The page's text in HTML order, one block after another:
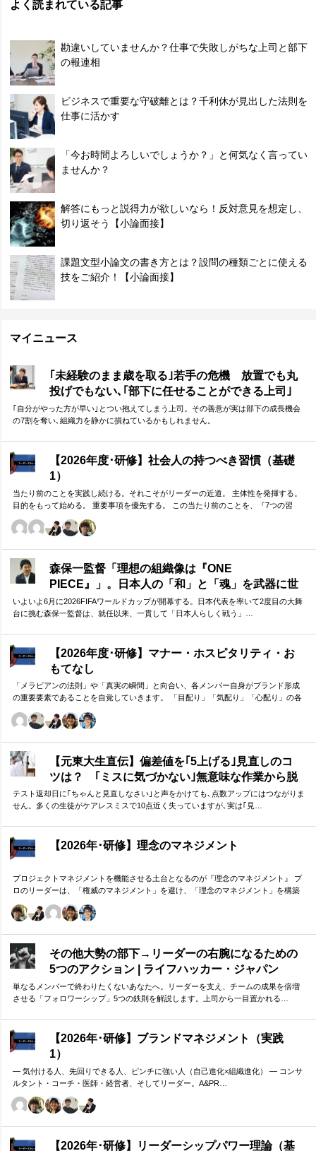
よく読まれている記事
勘違いしていませんか？仕事で失敗しがちな上司と部下
の報連相
ビジネスで重要な守破離とは？千利休が見出した法則を
仕事に活かす
「今お時間よろしいでしょうか？」と何気なく言ってい
ませんか？
解答にもっと説得力が欲しいなら！反対意見を想定し、
切り返そう【小論面接】
課題文型小論文の書き方とは？設問の種類ごとに使える
技をご紹介！【小論面接】
マイニュース
｢未経験のまま歳を取る｣若手の危機 放置でも丸
投げでもない､｢部下に任せることができる上司｣
になる方法
｢自分がやった方が早い｣とつい抱えてしまう上司。その善意が実は部下の成長機会
の7割を奪い､組織力を静かに損ねているかもしれません。
【2026年度･研修】社会人の持つべき習慣（基礎
1）
当たり前のことを実践し続ける。それこそがリーダーの近道。 主体性を発揮する。
目的をもって始める。 重要事項を優先する。 この当たり前のことを、『7つの習
バーのための研修です。
森保一監督「理想の組織像は『ONE
PIECE』」。日本人の「和」と「魂」を武器に世
界へ挑む①
いよいよ6月に2026FIFAワールドカップが開幕する。日本代表を率いて2度目の大舞
台に挑む森保一監督は、就任以来、一貫して「日本人らしく戦う」…
【2026年度･研修】マナー・ホスピタリティ・お
もてなし
「メラビアンの法則」や「真実の瞬間」と向合い、各メンバー自身がブランド形成
の重要要素であることを自覚していきます。 「目配り」「気配り」「心配り」の各
について研究。 「マニュアル」「サービス」を理解・実践するのは当然。 「ホスピ
【元東大生直伝】偏差値を｢5上げる｣見直しのコ
ツは？ ｢ミスに気づかない｣無意味な作業から脱
却を…カギは試験"前"
テスト返却日に｢ちゃんと見直しなさい｣と声をかけても､点数アップにはつながりま
せん。多くの生徒がケアレスミスで10点近く失っていますが､実は｢見…
【2026年･研修】理念のマネジメント
プロジェクトマネジメントを機能させる土台となるのが『理念のマネジメント』 プ
ロのリーダーは、「権威のマネジメント」を避け、「理念のマネジメント」を構築
に尊重する文化を構築したいリーダーのための研修です。
その他大勢の部下→リーダーの右腕になるための
5つのアクション | ライフハッカー・ジャパン
単なるメンバーで終わりたくないあなたへ。リーダーを支え、チームの成果を倍増
させる「フォロワーシップ」5つの鉄則を解説します。上司から一目置かれる…
【2026年･研修】ブランドマネジメント（実践
1）
― 気付ける人、先回りできる人、ピンチに強い人（自己進化×組織進化） ― コンサ
ルタント・コーチ・医師・経営者、そしてリーダー。A&PR…
【2026年･研修】リーダーシップパワー理論（基